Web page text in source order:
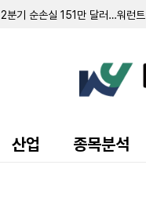
분기 순손실 151만 달러…워런
머 주식 8만 5000주 장내 매수
지분 10.7%로 축소…최근 6일
1155만 달러…자금조달로 현금
77만 9371주 발행
달러 기록…가상자산 평가손실
에도 매출총이익률 32.4%로
산업 종목분석